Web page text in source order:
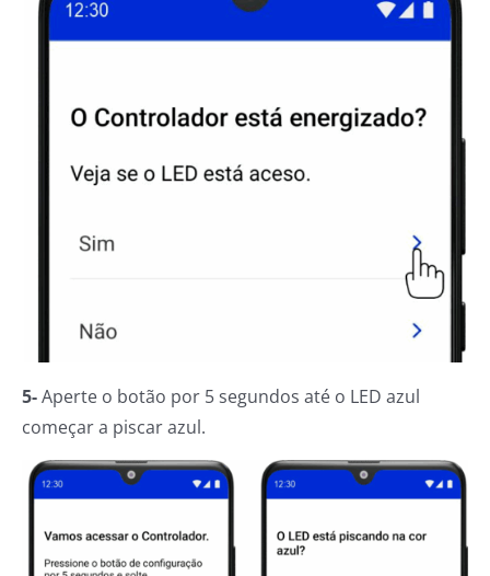
5-Aperte o botão por 5 segundos até o LED azul
começar a piscar azul.